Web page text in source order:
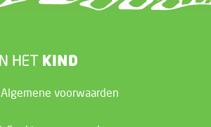
Algemene voorwaarden